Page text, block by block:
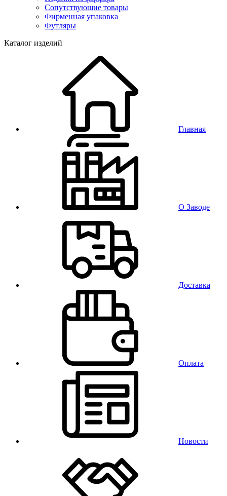
Сопутствующие товары
Фирменная упаковка
Футляры
Каталог изделий
Главная
О Заводе
Доставка
Оплата
Новости